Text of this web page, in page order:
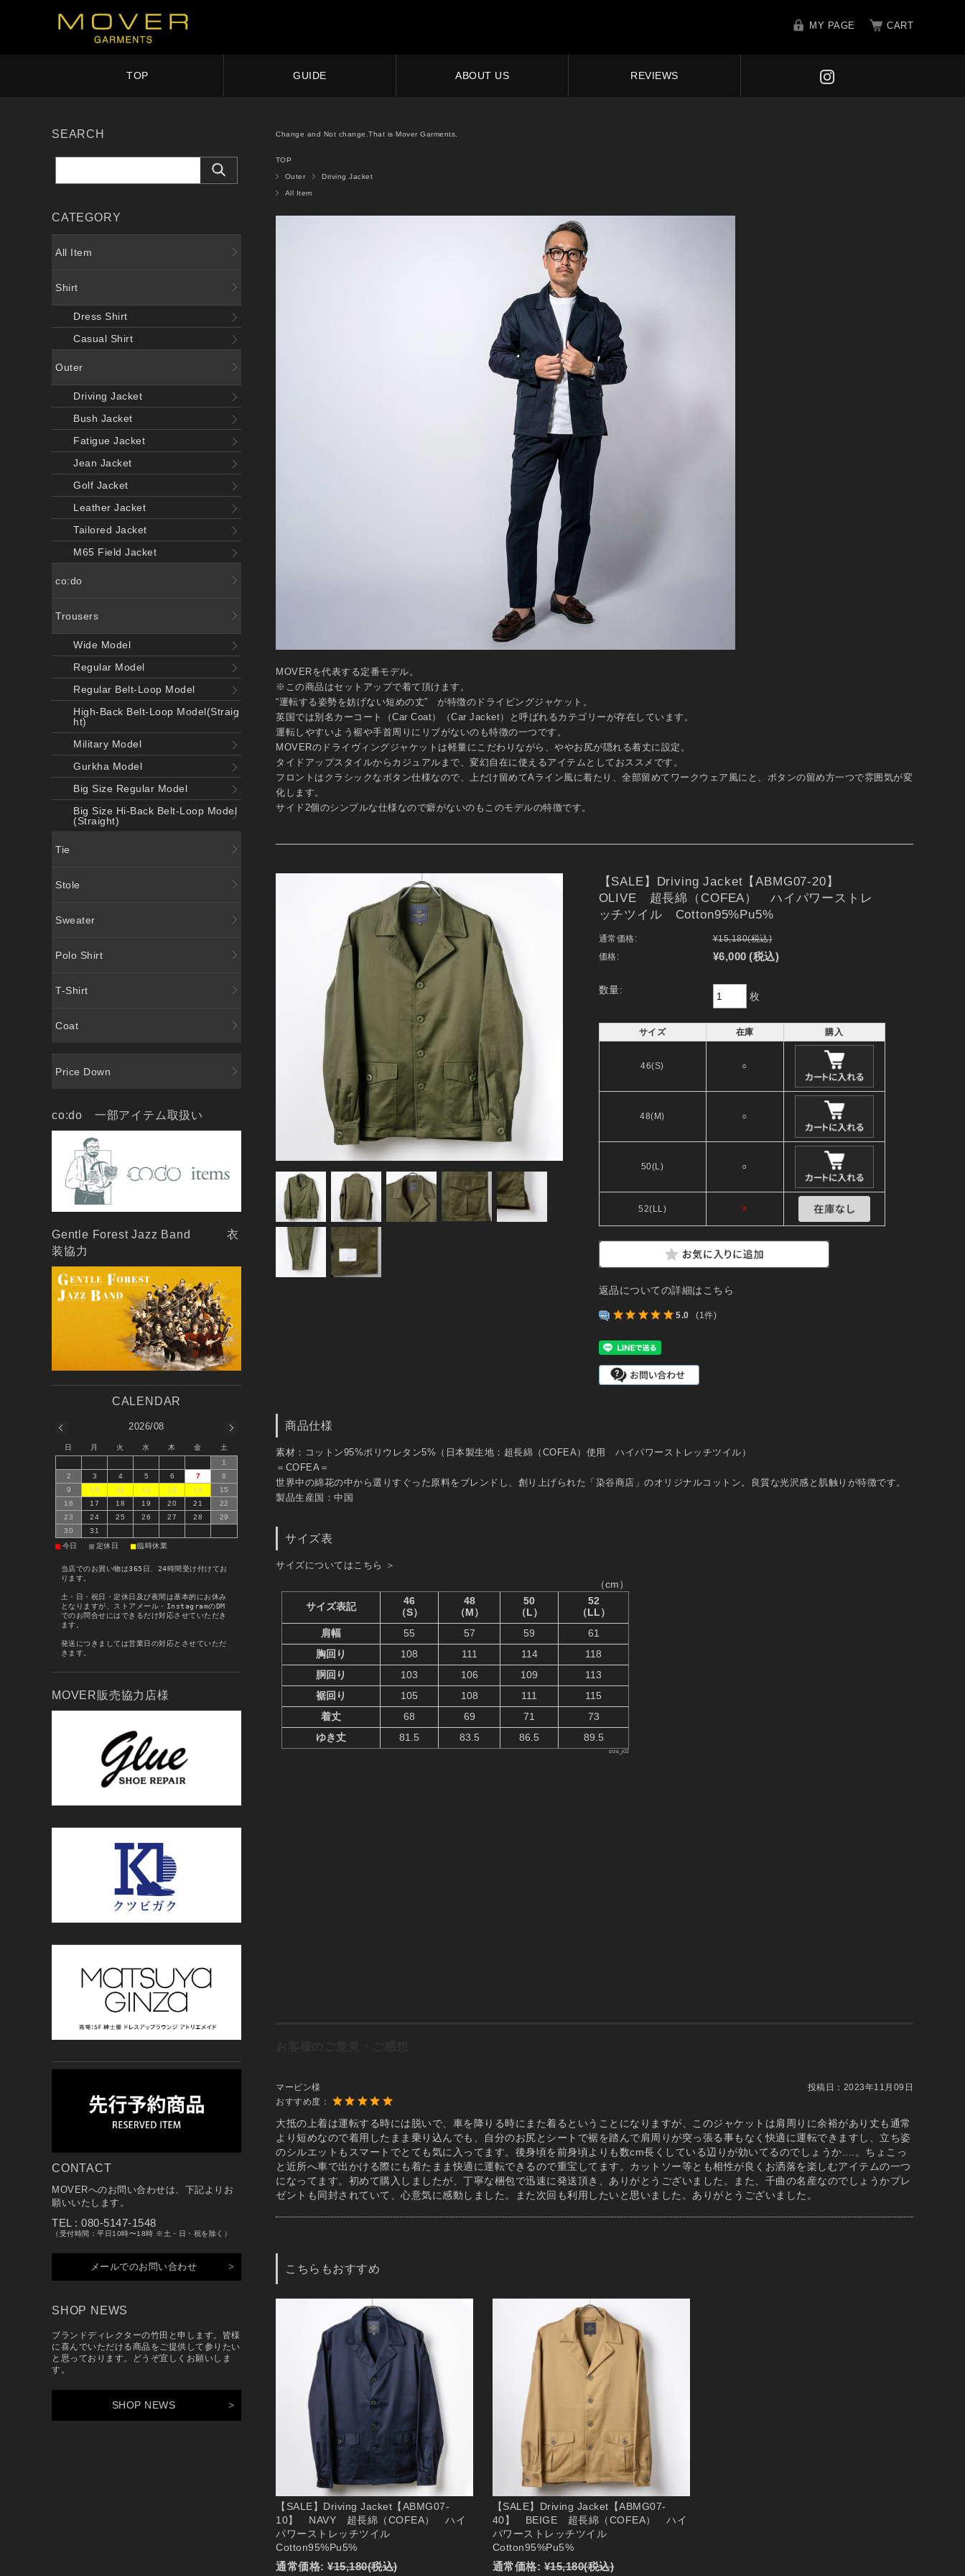
MY PAGE CART
TOP GUIDE ABOUT US REVIEWS
Change and Not change.That is Mover Garments.
TOP
Outer Driving Jacket
All Item
MOVERを代表する定番モデル。
※この商品はセットアップで着て頂けます。
“運転する姿勢を妨げない短めの丈” が特徴のドライビングジャケット。
英国では別名カーコート（Car Coat）（Car Jacket）と呼ばれるカテゴリーが存在しています。
運転しやすいよう裾や手首周りにリブがないのも特徴の一つです。
MOVERのドライヴィングジャケットは軽量にこだわりながら、ややお尻が隠れる着丈に設定。
タイドアップスタイルからカジュアルまで、変幻自在に使えるアイテムとしておススメです。
フロントはクラシックなボタン仕様なので、上だけ留めてAライン風に着たり、全部留めてワークウェア風にと、ボタンの留め方一つで雰囲気が変
化します。
サイド2個のシンプルな仕様なので癖がないのもこのモデルの特徴です。
【SALE】Driving Jacket【ABMG07-20】
OLIVE 超長綿（COFEA） ハイパワーストレ
ッチツイル Cotton95%Pu5%
通常価格: ¥15,180(税込)
価格: ¥6,000 (税込)
数量:
枚
サイズ 在庫 購入
46(S) ○
48(M) ○
50(L) ○
52(LL) ×
返品についての詳細はこちら
5.0 (1件)
商品仕様
素材：コットン95%ポリウレタン5%（日本製生地：超長綿（COFEA）使用 ハイパワーストレッチツイル）
＝COFEA＝
世界中の綿花の中から選りすぐった原料をブレンドし、創り上げられた「染谷商店」のオリジナルコットン。良質な光沢感と肌触りが特徴です。
製品生産国：中国
サイズ表
サイズについてはこちら ＞
マーピン様 投稿日： 2023年11月09日
おすすめ度：
大抵の上着は運転する時には脱いで、車を降りる時にまた着るということになりますが、このジャケットは肩周りに余裕があり丈も通常
より短めなので着用したまま乗り込んでも、自分のお尻とシートで裾を踏んで肩周りが突っ張る事もなく快適に運転できますし、立ち姿
のシルエットもスマートでとても気に入ってます。後身頃を前身頃よりも数cm長くしている辺りが効いてるのでしょうか....。ちょこっ
と近所へ車で出かける際にも着たまま快適に運転できるので重宝してます。カットソー等とも相性が良くお洒落を楽しむアイテムの一つ
になってます。初めて購入しましたが、丁寧な梱包で迅速に発送頂き、ありがとうございました。また、千曲の名産なのでしょうかプレ
ゼントも同封されていて、心意気に感動しました。また次回も利用したいと思いました。ありがとうございました。
こちらもおすすめ
【SALE】Driving Jacket【ABMG07-
10】 NAVY 超長綿（COFEA） ハイ
パワーストレッチツイル
Cotton95%Pu5%
通常価格: ¥15,180(税込)
【SALE】Driving Jacket【ABMG07-
40】 BEIGE 超長綿（COFEA） ハイ
パワーストレッチツイル
Cotton95%Pu5%
通常価格: ¥15,180(税込)
SEARCH
CATEGORY
All Item
Shirt
Dress Shirt
Casual Shirt
Outer
Driving Jacket
Bush Jacket
Fatigue Jacket
Jean Jacket
Golf Jacket
Leather Jacket
Tailored Jacket
M65 Field Jacket
co:do
Trousers
Wide Model
Regular Model
Regular Belt-Loop Model
High-Back Belt-Loop Model(Straig
ht)
Military Model
Gurkha Model
Big Size Regular Model
Big Size Hi-Back Belt-Loop Model
(Straight)
Tie
Stole
Sweater
Polo Shirt
T-Shirt
Coat
Price Down
co:do 一部アイテム取扱い
Gentle Forest Jazz Band 衣
装協力
2026/08
日 月 火 水 木 金
土
1
2
3 4 5 6 7
8
9
10 11 12 13 14
15
16
17 18 19 20 21
22
23
24 25 26 27 28
29
30
31
■ 今日 ■ 定休日 ■臨時休業
当店でのお買い物は365日、24時間受け付けてお
ります。
土・日・祝日・定休日及び夜間は基本的にお休み
となりますが、ストアメール・InstagramのDM
でのお問合せにはできるだけ対応させていただき
ます。
発送につきましては営業日の対応とさせていただ
きます。
MOVER販売協力店様
CONTACT
MOVERへのお問い合わせは、下記よりお
願いいたします。
TEL : 080-5147-1548
（受付時間：平日10時〜18時 ※土・日・祝を除く）
メールでのお問い合わせ
SHOP NEWS
ブランドディレクターの竹田と申します。皆様
に喜んでいただける商品をご提供して参りたい
と思っております。どうぞ宜しくお願いしま
す。
SHOP NEWS